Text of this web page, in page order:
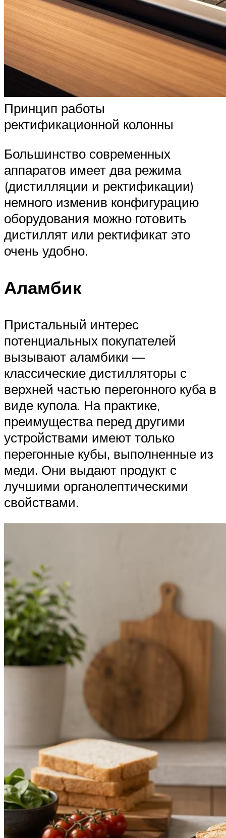
Принцип работы
ректификационной колонны
Большинство современных
аппаратов имеет два режима
(дистилляции и ректификации)
немного изменив конфигурацию
оборудования можно готовить
дистиллят или ректификат это
очень удобно.
Аламбик
Пристальный интерес
потенциальных покупателей
вызывают аламбики —
классические дистилляторы с
верхней частью перегонного куба в
виде купола. На практике,
преимущества перед другими
устройствами имеют только
перегонные кубы, выполненные из
меди. Они выдают продукт с
лучшими органолептическими
свойствами.